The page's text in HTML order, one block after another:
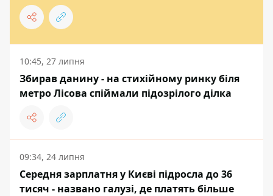
10:45, 27 липня
Збирав данину - на стихійному ринку біля
метро Лісова спіймали підозрілого ділка
09:34, 24 липня
Середня зарплатня у Києві підросла до 36
тисяч - названо галузі, де платять більше